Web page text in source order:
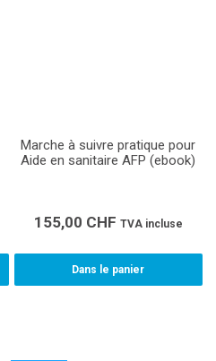
Marche à suivre pratique pour
Aide en sanitaire AFP (ebook)
155,00 CHF TVA incluse
Dans le panier